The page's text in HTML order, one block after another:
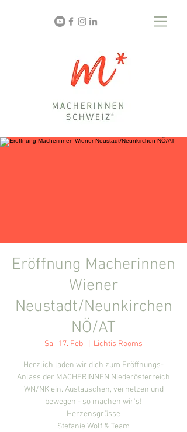
Eröffnung Macherinnen
Wiener
Neustadt/Neunkirchen
NÖ/AT
Sa., 17. Feb. Lichtis Rooms
Herzlich laden wir dich zum Eröffnungs-
Anlass der MACHERINNEN Niederösterreich
WN/NK ein. Austauschen, vernetzen und
bewegen - so machen wir's!
Herzensgrüsse
Stefanie Wolf & Team